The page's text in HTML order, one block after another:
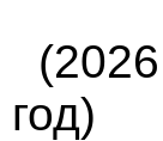
(2026
год)